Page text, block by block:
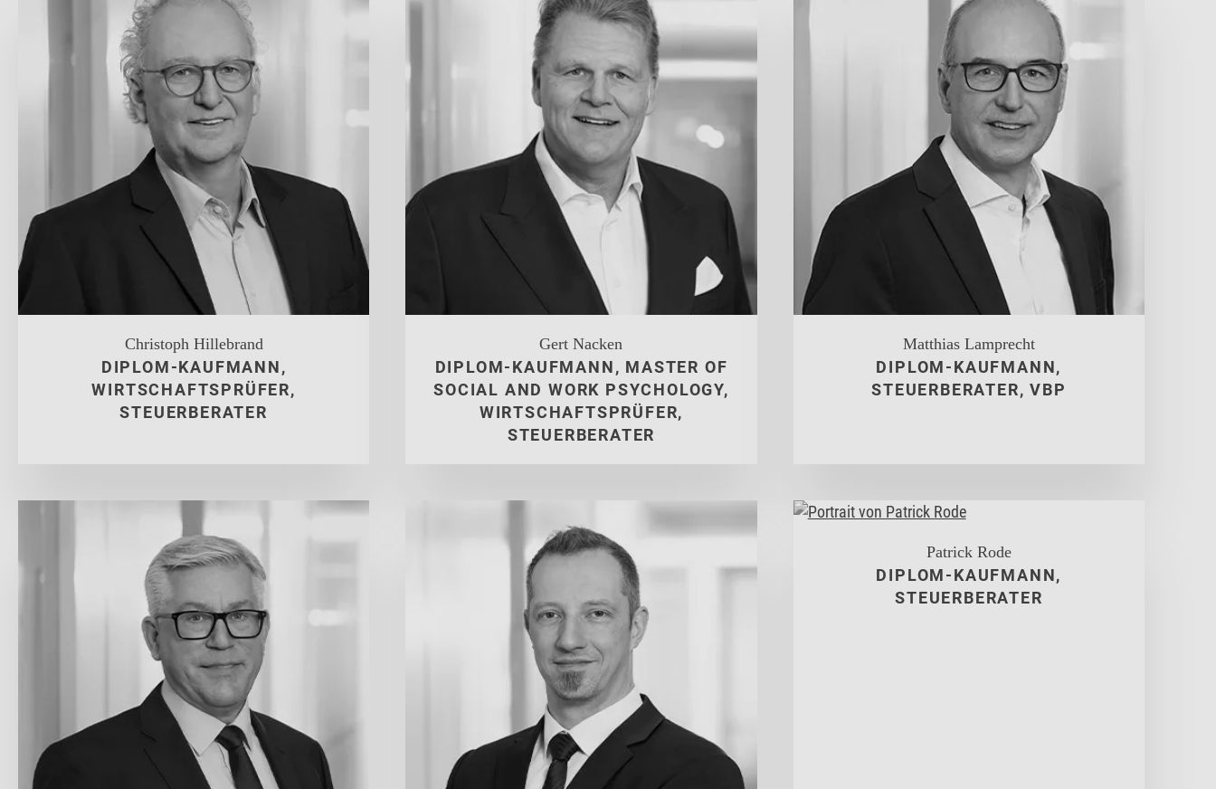
Christoph Hillebrand
DIPLOM-KAUFMANN,
WIRTSCHAFTSPRÜFER,
STEUERBERATER
Gert Nacken
DIPLOM-KAUFMANN, MASTER OF
SOCIAL AND WORK PSYCHOLOGY,
WIRTSCHAFTSPRÜFER,
STEUERBERATER
Matthias Lamprecht
DIPLOM-KAUFMANN,
STEUERBERATER, VBP
Patrick Rode
DIPLOM-KAUFMANN,
STEUERBERATER